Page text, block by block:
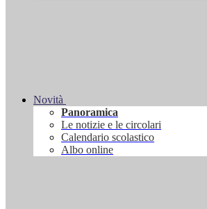
Novità
Panoramica
Le notizie e le circolari
Calendario scolastico
Albo online